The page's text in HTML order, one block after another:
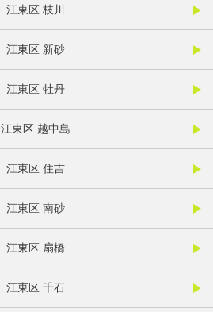
江東区 枝川
江東区 新砂
江東区 牡丹
江東区 越中島
江東区 住吉
江東区 南砂
江東区 扇橋
江東区 千石